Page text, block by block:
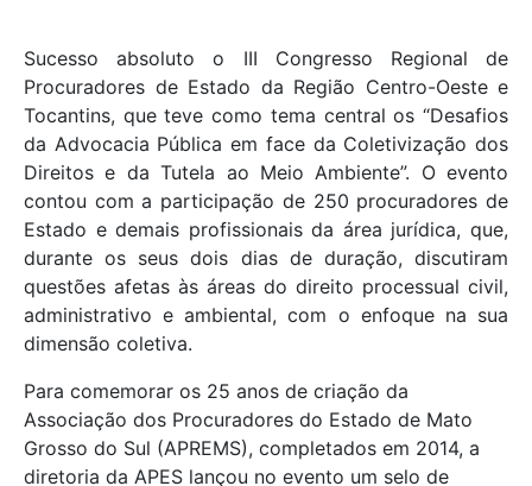
Sucesso absoluto o III Congresso Regional de
Procuradores de Estado da Região Centro-Oeste e
Tocantins, que teve como tema central os “Desafios
da Advocacia Pública em face da Coletivização dos
Direitos e da Tutela ao Meio Ambiente”. O evento
contou com a participação de 250 procuradores de
Estado e demais profissionais da área jurídica, que,
durante os seus dois dias de duração, discutiram
questões afetas às áreas do direito processual civil,
administrativo e ambiental, com o enfoque na sua
dimensão coletiva.
Para comemorar os 25 anos de criação da
Associação dos Procuradores do Estado de Mato
Grosso do Sul (APREMS), completados em 2014, a
diretoria da APES lançou no evento um selo de